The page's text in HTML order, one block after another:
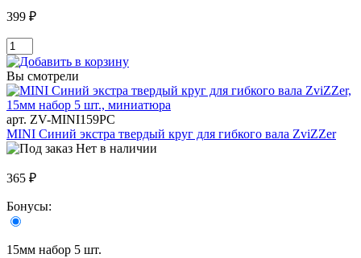
399 ₽
Вы смотрели
арт. ZV-MINI159PC
MINI Синий экстра твердый круг для гибкого вала ZviZZer
Нет в наличии
365 ₽
Бонусы:
15мм набор 5 шт.